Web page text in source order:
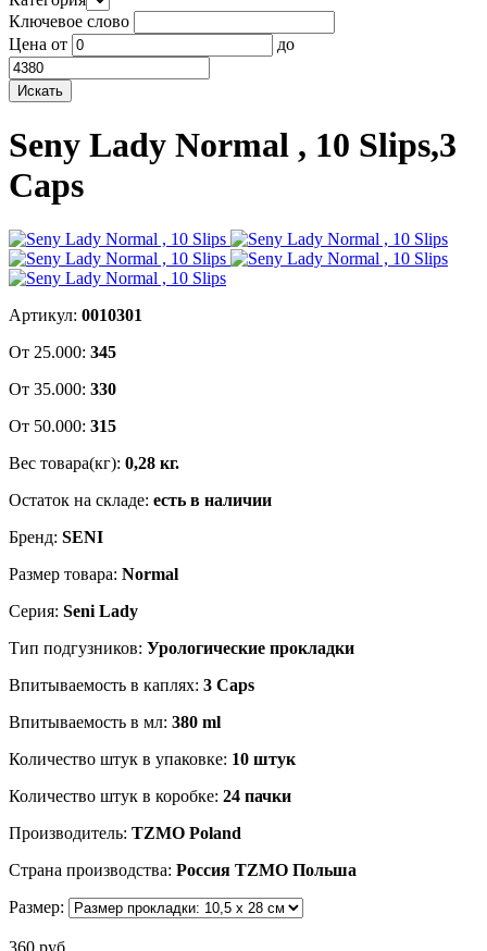
Ключевое слово
Цена от до
Seny Lady Normal , 10 Slips,3
Caps
Артикул: 0010301
От 25.000: 345
От 35.000: 330
От 50.000: 315
Вес товара(кг): 0,28 кг.
Остаток на складе: есть в наличии
Бренд: SENI
Размер товара: Normal
Серия: Seni Lady
Тип подгузников: Урологические прокладки
Впитываемость в каплях: 3 Caps
Впитываемость в мл: 380 ml
Количество штук в упаковке: 10 штук
Количество штук в коробке: 24 пачки
Производитель: TZMO Poland
Страна производства: Россия TZMO Польша
Размер:
360 руб.